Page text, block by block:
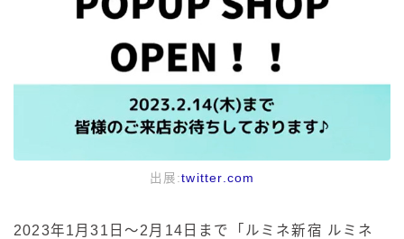
出展:twitter.com
2023年1月31日～2月14日まで「ルミネ新宿 ルミネ